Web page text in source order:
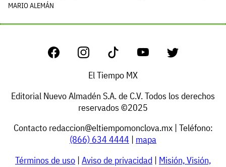
MARIO ALEMÁN
El Tiempo MX
Editorial Nuevo Almadén S.A. de C.V. Todos los derechos
reservados ©2025
Contacto redaccion@eltiempomonclova.mx| Teléfono:
(866) 634 4444 | mapa
Términos de uso | Aviso de privacidad | Misión, Visión,